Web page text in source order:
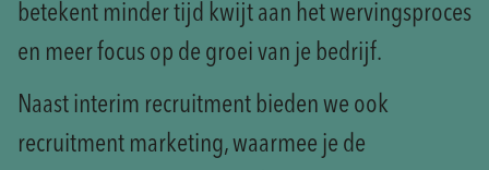
betekent minder tijd kwijt aan het wervingsproces
en meer focus op de groei van je bedrijf.
Naast interim recruitment bieden we ook
recruitment marketing, waarmee je de